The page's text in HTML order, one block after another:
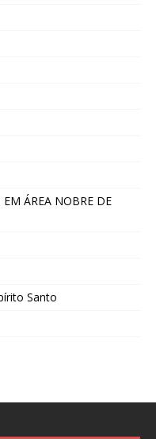
ÁREA NOBRE DE
Santo